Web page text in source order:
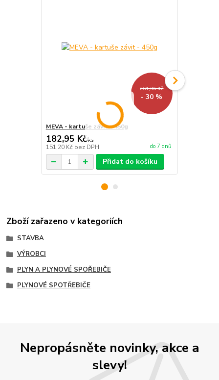
261,36 Kč
- 30 %
MEVA - kartuše závit - 450g
182,95 Kč/ks
151,20 Kč bez DPH do 7 dnů
Přidat do košíku
Zboží zařazeno v kategoriích
STAVBA
VÝROBCI
PLYN A PLYNOVÉ SPOŘEBIČE
PLYNOVÉ SPOTŘEBIČE
Nepropásněte novinky, akce a
slevy!